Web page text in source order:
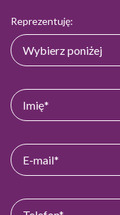
Reprezentuję: